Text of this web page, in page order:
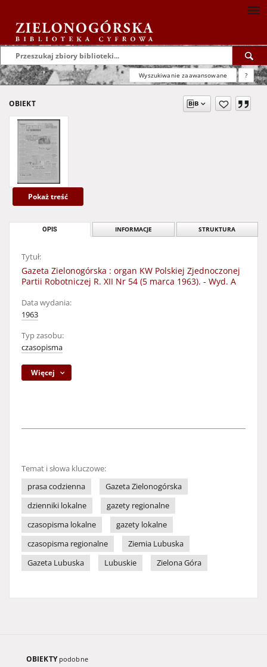
Wyszukiwanie zaawansowane ?
OBIEKT
Pokaż treść
OPIS INFORMACJE STRUKTURA
Tytuł:
Gazeta Zielonogórska : organ KW Polskiej Zjednoczonej
Partii Robotniczej R. XII Nr 54 (5 marca 1963). - Wyd. A
Data wydania:
1963
Typ zasobu:
czasopisma
Więcej
Temat i słowa kluczowe:
prasa codzienna
Gazeta Zielonogórska
dzienniki lokalne
gazety regionalne
czasopisma lokalne
gazety lokalne
czasopisma regionalne
Ziemia Lubuska
Gazeta Lubuska
Lubuskie Zielona Góra
OBIEKTY podobne